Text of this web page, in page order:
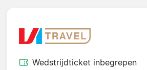
Wedstrijdticket inbegrepen